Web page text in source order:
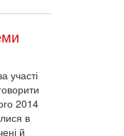
участі
2014
в